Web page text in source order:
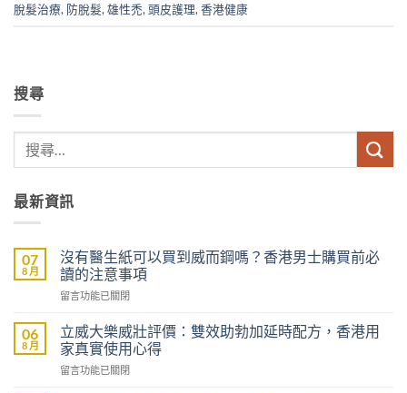
脫髮治療, 防脫髮,雄性禿,頭皮護理,香港健康
搜尋
最新資訊
07
8 月
沒有醫生紙可以買到威而鋼嗎？香港男士購買前必
讀的注意事項
在
有
醫
生
紙
留言功能已關閉
06
8 月
立威大樂威壯評價：雙效助勃加延時配方，香港用
家真實使用心得
在
留言功能已關閉